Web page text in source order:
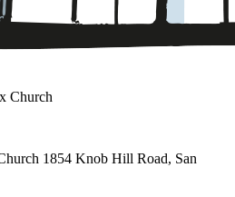
Church
1854 Knob Hill Road, San